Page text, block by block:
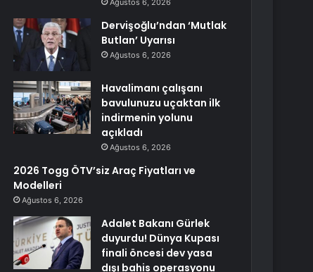
Ağustos 6, 2026
Dervişoğlu’ndan ‘Mutlak
Butlan’ Uyarısı
Ağustos 6, 2026
Havalimanı çalışanı
bavulunuzu uçaktan ilk
indirmenin yolunu
açıkladı
Ağustos 6, 2026
2026 Togg ÖTV’siz Araç Fiyatları ve
Modelleri
Ağustos 6, 2026
Adalet Bakanı Gürlek
duyurdu! Dünya Kupası
finali öncesi dev yasa
dışı bahis operasyonu